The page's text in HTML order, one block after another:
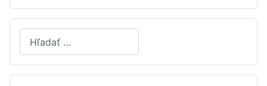
Hľadať
Type 2 or more characters for results.